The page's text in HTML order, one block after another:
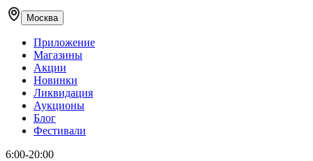
Москва
Приложение
Магазины
Акции
Новинки
Ликвидация
Аукционы
Блог
Фестивали
6:00-20:00